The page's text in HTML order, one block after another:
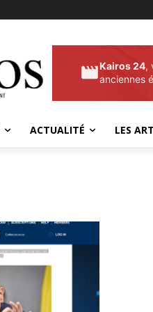
Kairos 24,
anciennes
ACTUALITÉ LES